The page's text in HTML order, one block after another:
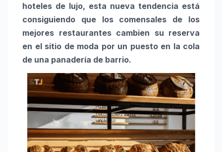
hoteles de lujo, esta nueva tendencia está
consiguiendo que los comensales de los
mejores restaurantes cambien su reserva
en el sitio de moda por un puesto en la cola
de una panadería de barrio.